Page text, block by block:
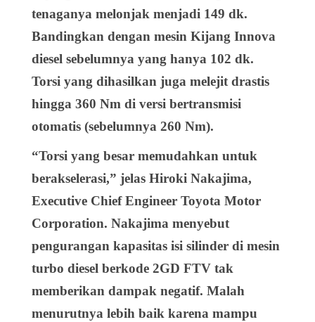
tenaganya melonjak menjadi 149 dk.
Bandingkan dengan mesin Kijang Innova
diesel sebelumnya yang hanya 102 dk.
Torsi yang dihasilkan juga melejit drastis
hingga 360 Nm di versi bertransmisi
otomatis (sebelumnya 260 Nm).
“Torsi yang besar memudahkan untuk
berakselerasi,” jelas Hiroki Nakajima,
Executive Chief Engineer Toyota Motor
Corporation. Nakajima menyebut
pengurangan kapasitas isi silinder di mesin
turbo diesel berkode 2GD FTV tak
memberikan dampak negatif. Malah
menurutnya lebih baik karena mampu